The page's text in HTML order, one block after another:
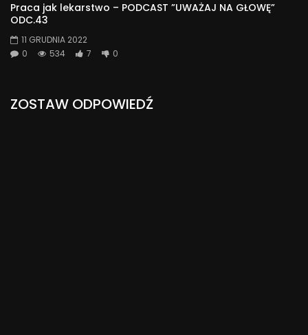
Praca jak lekarstwo – PODCAST ”UWAŻAJ NA GŁOWĘ”
ODC.43
11 GRUDNIA 2022
0
534 7 0
ZOSTAW ODPOWIEDŹ